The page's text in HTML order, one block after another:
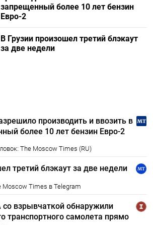
запрещенный более 10 лет бензин
Евро-2
В Грузии произошел третий блэкаут
за две недели